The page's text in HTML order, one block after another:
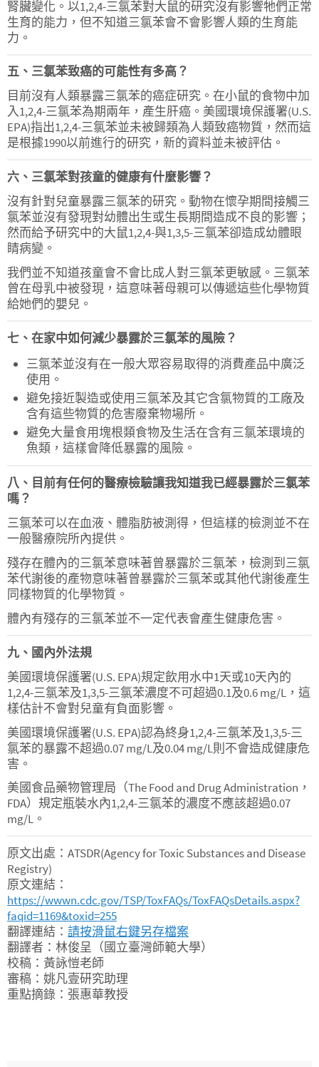
腎臟變化。以1,2,4-三氯苯對大鼠的研究沒有影響牠們正常
生育的能力，但不知道三氯苯會不會影響人類的生育能
力。
五、三氯苯致癌的可能性有多高？
目前沒有人類暴露三氯苯的癌症研究。在小鼠的食物中加
入1,2,4-三氯苯為期兩年，產生肝癌。美國環境保護署(U.S.
EPA)指出1,2,4-三氯苯並未被歸類為人類致癌物質，然而這
是根據1990以前進行的研究，新的資料並未被評估。
六、三氯苯對孩童的健康有什麼影響？
沒有針對兒童暴露三氯苯的研究。動物在懷孕期間接觸三
氯苯並沒有發現對幼體出生或生長期間造成不良的影響；
然而給予研究中的大鼠1,2,4-與1,3,5-三氯苯卻造成幼體眼
睛病變。
我們並不知道孩童會不會比成人對三氯苯更敏感。三氯苯
曾在母乳中被發現，這意味著母親可以傳遞這些化學物質
給她們的嬰兒。
七、在家中如何減少暴露於三氯苯的風險？
三氯苯並沒有在一般大眾容易取得的消費產品中廣泛
使用。
避免接近製造或使用三氯苯及其它含氯物質的工廠及
含有這些物質的危害廢棄物場所。
避免大量食用塊根類食物及生活在含有三氯苯環境的
魚類，這樣會降低暴露的風險。
八、目前有任何的醫療檢驗讓我知道我已經暴露於三氯苯
嗎？
三氯苯可以在血液、體脂肪被測得，但這樣的檢測並不在
一般醫療院所內提供。
殘存在體內的三氯苯意味著曾暴露於三氯苯，檢測到三氯
苯代謝後的產物意味著曾暴露於三氯苯或其他代謝後產生
同樣物質的化學物質。
體內有殘存的三氯苯並不一定代表會產生健康危害。
九、國內外法規
美國環境保護署(U.S. EPA)規定飲用水中1天或10天內的
1,2,4-三氯苯及1,3,5-三氯苯濃度不可超過0.1及0.6 mg/L，這
樣估計不會對兒童有負面影響。
美國環境保護署(U.S. EPA)認為終身1,2,4-三氯苯及1,3,5-三
氯苯的暴露不超過0.07 mg/L及0.04 mg/L則不會造成健康危
害。
美國食品藥物管理局（The Food and Drug Administration，
FDA）規定瓶裝水內1,2,4-三氯苯的濃度不應該超過0.07
mg/L。
原文出處：ATSDR(Agency for Toxic Substances and Disease
Registry)
原文連結：
https://wwwn.cdc.gov/TSP/ToxFAQs/ToxFAQsDetails.aspx?
faqid=1169&toxid=255
翻譯連結： 請按滑鼠右鍵另存檔案
翻譯者：林俊呈（國立臺灣師範大學）
校稿：黃詠愷老師
審稿：姚凡壹研究助理
重點摘錄：張惠華教授